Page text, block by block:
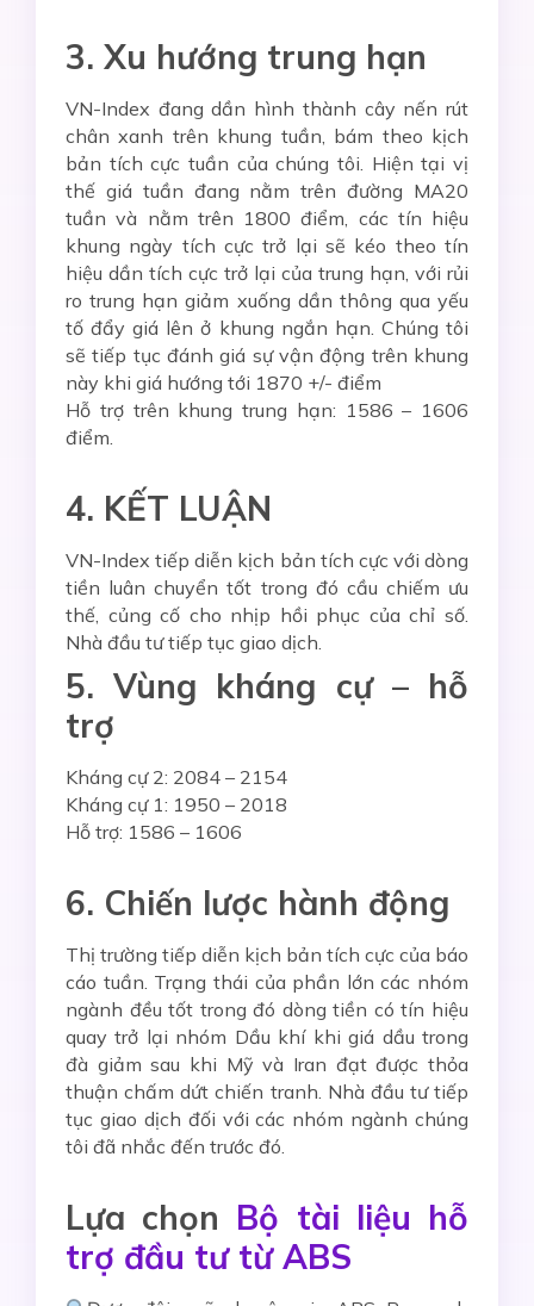
3. Xu hướng trung hạn
VN-Index đang dần hình thành cây nến rút
chân xanh trên khung tuần, bám theo kịch
bản tích cực tuần của chúng tôi. Hiện tại vị
thế giá tuần đang nằm trên đường MA20
tuần và nằm trên 1800 điểm, các tín hiệu
khung ngày tích cực trở lại sẽ kéo theo tín
hiệu dần tích cực trở lại của trung hạn, với rủi
ro trung hạn giảm xuống dần thông qua yếu
tố đẩy giá lên ở khung ngắn hạn. Chúng tôi
sẽ tiếp tục đánh giá sự vận động trên khung
này khi giá hướng tới 1870 +/- điểm
Hỗ trợ trên khung trung hạn: 1586 – 1606
điểm.
4. KẾT LUẬN
VN-Index tiếp diễn kịch bản tích cực với dòng
tiền luân chuyển tốt trong đó cầu chiếm ưu
thế, củng cố cho nhịp hồi phục của chỉ số.
Nhà đầu tư tiếp tục giao dịch.
5. Vùng kháng cự – hỗ
trợ
Kháng cự 2: 2084 – 2154
Kháng cự 1: 1950 – 2018
Hỗ trợ: 1586 – 1606
6. Chiến lược hành động
Thị trường tiếp diễn kịch bản tích cực của báo
cáo tuần. Trạng thái của phần lớn các nhóm
ngành đều tốt trong đó dòng tiền có tín hiệu
quay trở lại nhóm Dầu khí khi giá dầu trong
đà giảm sau khi Mỹ và Iran đạt được thỏa
thuận chấm dứt chiến tranh. Nhà đầu tư tiếp
tục giao dịch đối với các nhóm ngành chúng
tôi đã nhắc đến trước đó.
Lựa chọn Bộ tài liệu hỗ
trợ đầu tư từ ABS